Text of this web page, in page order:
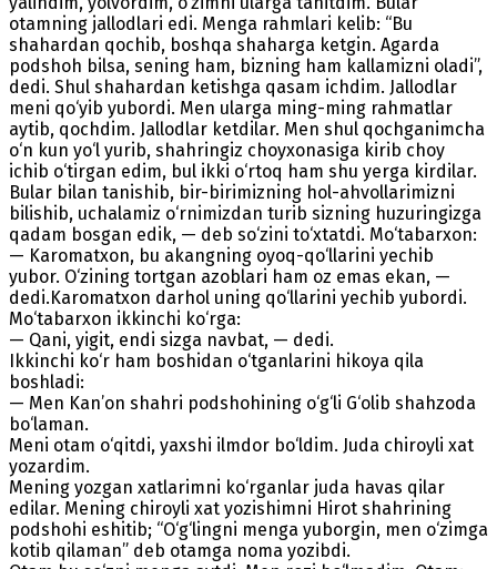
otamning jallodlari edi. Menga rahmlari kelib: “Bu
shahardan qochib, boshqa shaharga ketgin. Agarda
podshoh bilsa, sening ham, bizning ham kallamizni oladi”,
dedi. Shul shahardan ketishga qasam ichdim. Jallodlar
meni qo‘yib yubordi. Men ularga ming-ming rahmatlar
aytib, qochdim. Jallodlar ketdilar. Men shul qochganimcha
o‘n kun yo‘l yurib, shahringiz choyxonasiga kirib choy
ichib o‘tirgan edim, bul ikki o‘rtoq ham shu yerga kirdilar.
Bular bilan tanishib, bir-birimizning hol-ahvollarimizni
bilishib, uchalamiz o‘rnimizdan turib sizning huzuringizga
qadam bosgan edik, — deb so‘zini to‘xtatdi. Mo‘tabarxon:
— Karomatxon, bu akangning oyoq-qo‘llarini yechib
yubor. O‘zining tortgan azoblari ham oz emas ekan, —
dedi.Karomatxon darhol uning qo‘llarini yechib yubordi.
Mo‘tabarxon ikkinchi ko‘rga:
— Qani, yigit, endi sizga navbat, — dedi.
Ikkinchi ko‘r ham boshidan o‘tganlarini hikoya qila
boshladi:
— Men Kan’on shahri podshohining o‘g‘li G‘olib shahzoda
bo‘laman.
Meni otam o‘qitdi, yaxshi ilmdor bo‘ldim. Juda chiroyli xat
yozardim.
Mening yozgan xatlarimni ko‘rganlar juda havas qilar
edilar. Mening chiroyli xat yozishimni Hirot shahrining
podshohi eshitib; “O‘g‘lingni menga yuborgin, men o‘zimga
kotib qilaman” deb otamga noma yozibdi.